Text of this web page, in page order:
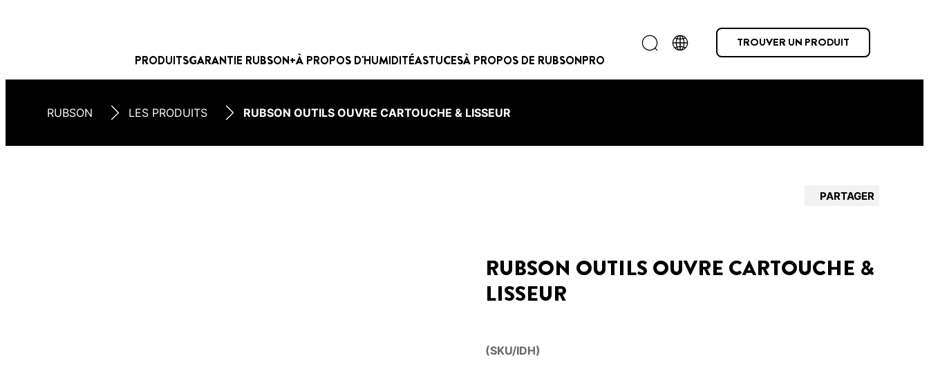
PRODUITSGARANTIE RUBSON+À PROPOS D'HUMIDITÉASTUCESÀ PROPOS DE RUBSONPRO
TROUVER UN PRODUIT
RUBSON LES PRODUITS RUBSON OUTILS OUVRE CARTOUCHE & LISSEUR
PARTAGER
RUBSON OUTILS OUVRE CARTOUCHE &
LISSEUR
(SKU/IDH)